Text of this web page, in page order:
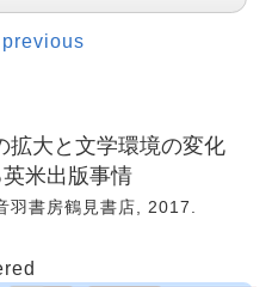
拡大と文学環境の変化
米出版事情
書房鶴見書店, 2017.